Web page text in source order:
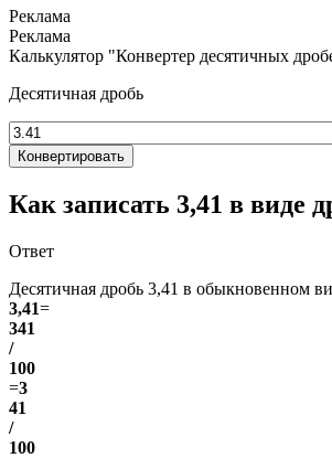
Калькулятор "Конвертер десятичных
Десятичная дробь
Конвертировать
Как записать 3,41 в виде
Ответ
Десятичная дробь 3,41 в обыкновенном
3,41=
341
/
100
=3
41
/
100